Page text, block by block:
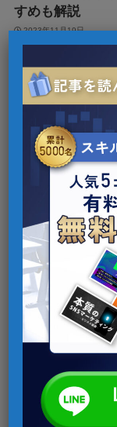
すめも解説
2023年11月19日
カテゴリー
AI
Instagram
TikTok